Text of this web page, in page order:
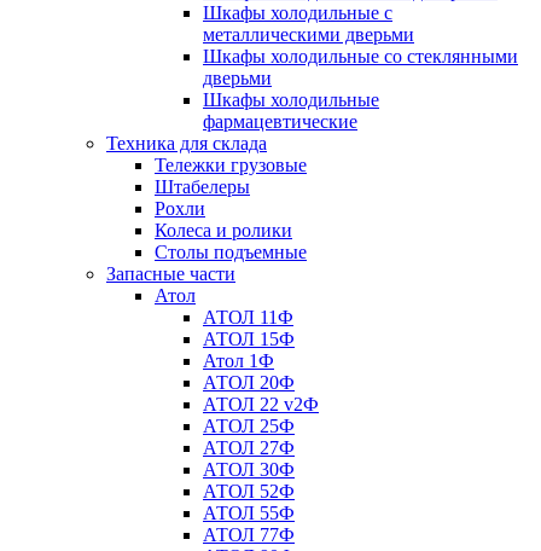
Шкафы холодильные с
металлическими дверьми
Шкафы холодильные со стеклянными
дверьми
Шкафы холодильные
фармацевтические
Техника для склада
Тележки грузовые
Штабелеры
Рохли
Колеса и ролики
Столы подъемные
Запасные части
Атол
АТОЛ 11Ф
АТОЛ 15Ф
Атол 1Ф
АТОЛ 20Ф
АТОЛ 22 v2Ф
АТОЛ 25Ф
АТОЛ 27Ф
АТОЛ 30Ф
АТОЛ 52Ф
АТОЛ 55Ф
АТОЛ 77Ф